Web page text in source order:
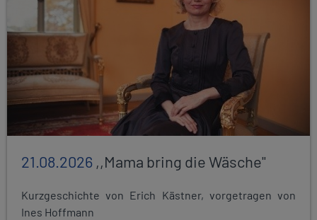
21.08.2026 ,,Mama bring die Wäsche"
Kurzgeschichte von Erich Kästner, vorgetragen von
Ines Hoffmann